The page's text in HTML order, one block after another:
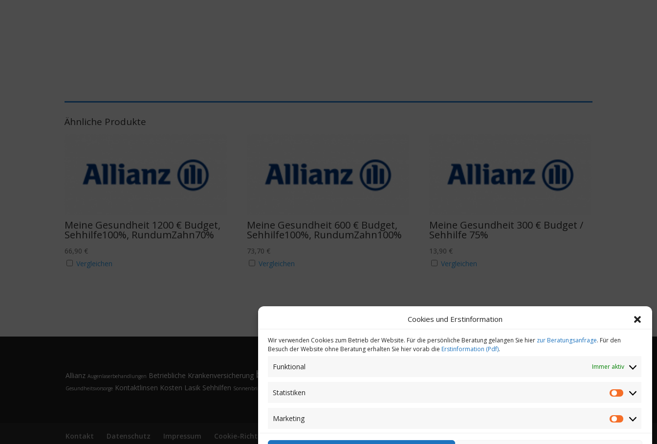
Cookies und Erstinformation
Wir verwenden Cookies zum Betrieb der Website. Für die persönliche Beratung gelangen Sie hier zur Beratungsanfrage. Für den
Besuch der Website ohne Beratung erhalten Sie hier vorab die Erstinformation (Pdf).
Funktional Immer aktiv
Statistiken
Statistiken
Marketing
Marketing
Ähnliche Produkte
Meine Gesundheit 1200 € Budget,
Sehhilfe100%, RundumZahn70%
66,90 €
Vergleichen
Meine Gesundheit 600 € Budget,
Sehhilfe100%, RundumZahn100%
73,70 €
Vergleichen
Meine Gesundheit 300 € Budget /
Sehhilfe 75%
13,90 €
Vergleichen
Allianz Augenlaserbehandlungen Betriebliche Krankenversicherung bkV
Gesundheitsvorsorge Kontaktlinsen Kosten Lasik Sehhilfen Sonnenbrille Tarifvergleich
Kontakt Datenschutz Impressum Cookie-Richtlinie (EU)